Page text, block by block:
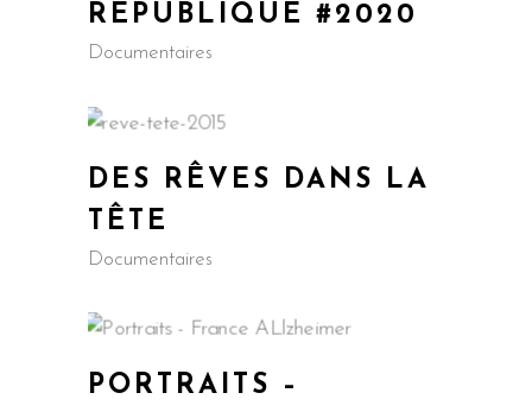
REPUBLIQUE #2020
Documentaires
DES RÊVES DANS LA
TÊTE
Documentaires
PORTRAITS –